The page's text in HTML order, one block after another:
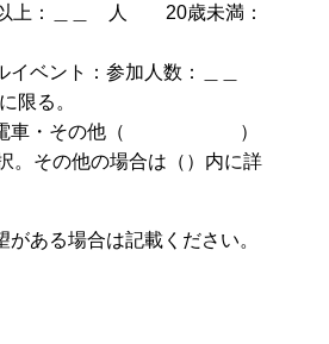
以上：＿＿ 人 20歳未満：
イベント：参加人数：＿＿
限る。
・電車・その他（ ）
その他の場合は（）内に詳
ある場合は記載ください。